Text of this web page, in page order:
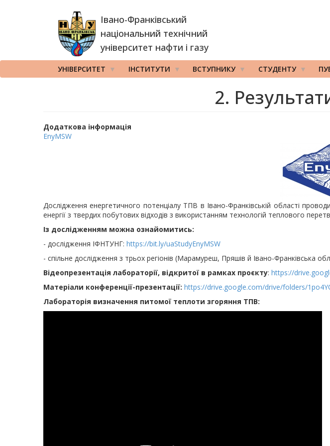
Івано-Франківський
національний технічний
університет нафти і газу
УНІВЕРСИТЕТ ІНСТИТУТИ ВСТУПНИКУ СТУДЕНТУ
2.
Додаткова інформація
EnyMSW
Дослідження енергетичного потенціалу ТПВ в Івано-Франківській області
енергії з твердих побутових відходів з використанням технологій теплового
Із дослідженням можна ознайомитись:
- дослідження ІФНТУНГ: https://bit.ly/uaStudyEnyMSW
- спільне дослідження з трьох регіонів (Марамуреш, Пряшів й Івано-Франківська
Відеопрезентація лабораторії, відкритої в рамках проєкту: https://
Матеріали конференції-презентації: https://drive.google.com/drive/folders/
Лабораторія визначення питомої теплоти згоряння ТПВ: